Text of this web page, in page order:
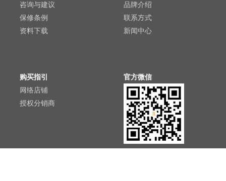
咨询与建议
保修条例
资料下载
品牌介绍
联系方式
新闻中心
购买指引
网络店铺
授权分销商
官方微信